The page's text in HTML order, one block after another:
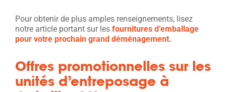
Pour obtenir de plus amples renseignements, lisez
notre article portant sur les fournitures d’emballage
pour votre prochain grand déménagement.
Offres promotionnelles sur les
unités d’entreposage à